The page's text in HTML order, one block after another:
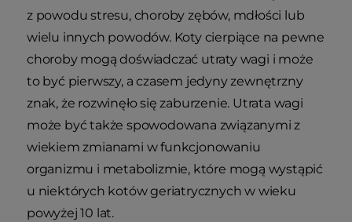
z powodu stresu, choroby zębów, mdłości lub
wielu innych powodów. Koty cierpiące na pewne
choroby mogą doświadczać utraty wagi i może
to być pierwszy, a czasem jedyny zewnętrzny
znak, że rozwinęło się zaburzenie. Utrata wagi
może być także spowodowana związanymi z
wiekiem zmianami w funkcjonowaniu
organizmu i metabolizmie, które mogą wystąpić
u niektórych kotów geriatrycznych w wieku
powyżej 10 lat.